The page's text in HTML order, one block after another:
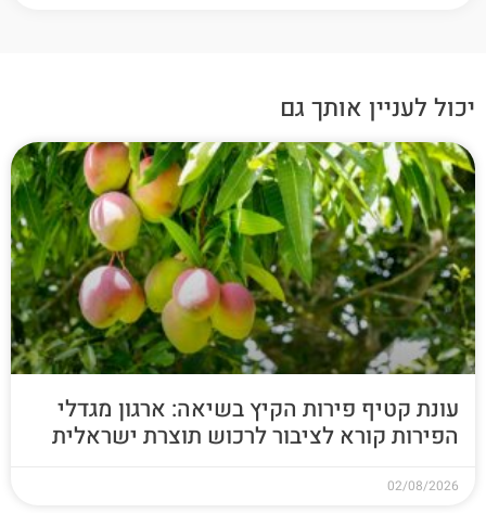
יכול לעניין אותך גם
עונת קטיף פירות הקיץ בשיאה: ארגון מגדלי
הפירות קורא לציבור לרכוש תוצרת ישראלית
02/08/2026